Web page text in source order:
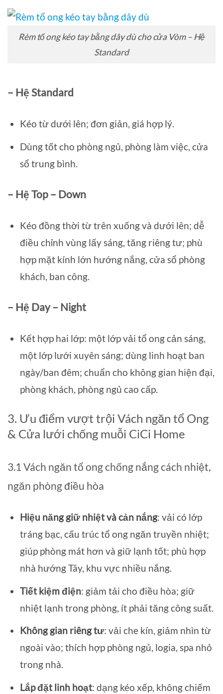
Rèm tổ ong kéo tay bằng dây dù cho cửa Vòm – Hệ
Standard
– Hệ Standard
Kéo từ dưới lên; đơn giản, giá hợp lý.
Dùng tốt cho phòng ngủ, phòng làm việc, cửa
sổ trung bình.
– Hệ Top – Down
Kéo đồng thời từ trên xuống và dưới lên; dễ
điều chỉnh vùng lấy sáng, tăng riêng tư; phù
hợp mặt kính lớn hướng nắng, cửa sổ phòng
khách, ban công.
– Hệ Day – Night
Kết hợp hai lớp: một lớp vải tổ ong cản sáng,
một lớp lưới xuyên sáng; dùng linh hoạt ban
ngày/ban đêm; chuẩn cho không gian hiện đại,
phòng khách, phòng ngủ cao cấp.
3. Ưu điểm vượt trội Vách ngăn tổ Ong
& Cửa lưới chống muỗi CiCi Home
3.1 Vách ngăn tổ ong chống nắng cách nhiệt,
ngăn phòng điều hòa
Hiệu năng giữ nhiệt và cản nắng: vải có lớp
tráng bạc, cấu trúc tổ ong ngăn truyền nhiệt;
giúp phòng mát hơn và giữ lạnh tốt; phù hợp
nhà hướng Tây, khu vực nhiều nắng.
Tiết kiệm điện: giảm tải cho điều hòa; giữ
nhiệt lạnh trong phòng, ít phải tăng công suất.
Không gian riêng tư: vải che kín, giảm nhìn từ
ngoài vào; thích hợp phòng ngủ, logia, spa nhỏ
trong nhà.
Lắp đặt linh hoạt: dạng kéo xếp, không chiếm